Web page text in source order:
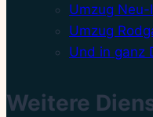
Umzug Neu-
Umzug
Und in ganz
Weitere